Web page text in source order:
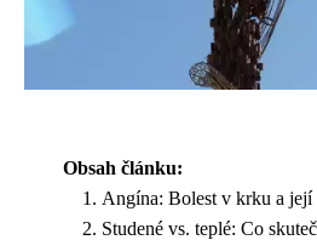
Obsah článku:
Angína: Bolest v krku a
Studené vs. teplé: Co